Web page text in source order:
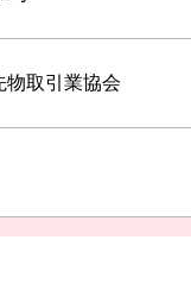
物取引業協会